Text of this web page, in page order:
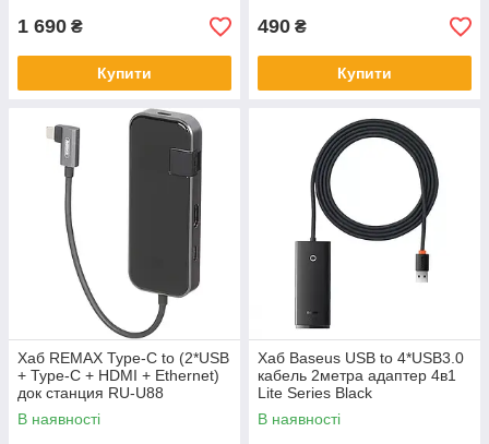
1 690 ₴
Купити
490 ₴
Купити
Хаб REMAX Type-C to (2*USB
+ Type-C + HDMI + Ethernet)
док станция RU-U88
В наявності
Хаб Baseus USB to 4*USB3.0
кабель 2метра адаптер 4в1
Lite Series Black
В наявності